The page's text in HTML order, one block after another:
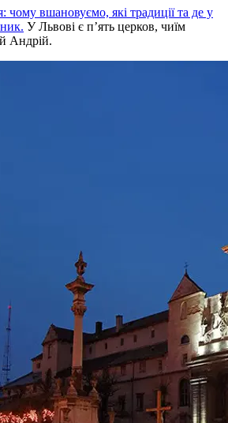
чому вшановуємо, які традиції та де у
У Львові є п’ять церков, чиїм
Андрій.